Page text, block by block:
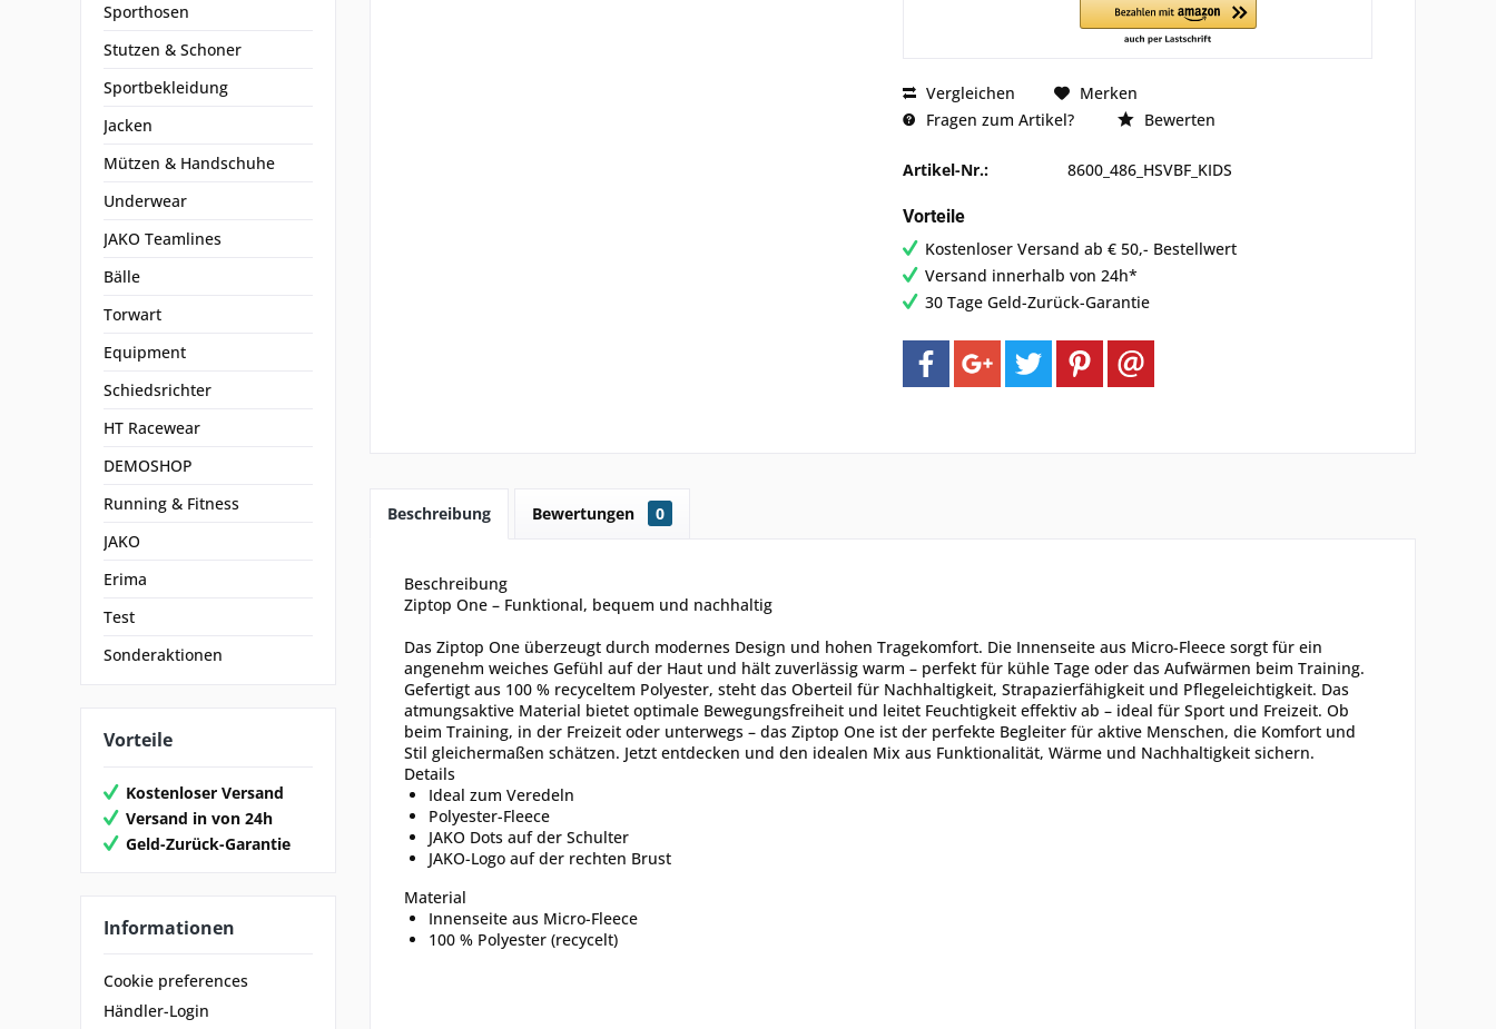
Sporthosen
Stutzen & Schoner
Sportbekleidung
Jacken
Mützen & Handschuhe
Underwear
JAKO Teamlines
Bälle
Torwart
Equipment
Schiedsrichter
HT Racewear
DEMOSHOP
Running & Fitness
JAKO
Erima
Test
Sonderaktionen
Vorteile
Kostenloser Versand
Versand in von 24h
Geld-Zurück-Garantie
Informationen
Cookie preferences
Händler-Login
Vergleichen
Merken
Fragen zum Artikel?
Bewerten
Artikel-Nr.: 8600_486_HSVBF_KIDS
Vorteile
Kostenloser Versand ab € 50,- Bestellwert
Versand innerhalb von 24h*
30 Tage Geld-Zurück-Garantie
Beschreibung Bewertungen 0
Beschreibung
Ziptop One – Funktional, bequem und nachhaltig
Das Ziptop One überzeugt durch modernes Design und hohen Tragekomfort. Die Innenseite aus Micro-Fleece sorgt für ein
angenehm weiches Gefühl auf der Haut und hält zuverlässig warm – perfekt für kühle Tage oder das Aufwärmen beim Training.
Gefertigt aus 100 % recyceltem Polyester, steht das Oberteil für Nachhaltigkeit, Strapazierfähigkeit und Pflegeleichtigkeit. Das
atmungsaktive Material bietet optimale Bewegungsfreiheit und leitet Feuchtigkeit effektiv ab – ideal für Sport und Freizeit. Ob
beim Training, in der Freizeit oder unterwegs – das Ziptop One ist der perfekte Begleiter für aktive Menschen, die Komfort und
Stil gleichermaßen schätzen. Jetzt entdecken und den idealen Mix aus Funktionalität, Wärme und Nachhaltigkeit sichern.
Details
Ideal zum Veredeln
Polyester-Fleece
JAKO Dots auf der Schulter
JAKO-Logo auf der rechten Brust
Material
Innenseite aus Micro-Fleece
100 % Polyester (recycelt)